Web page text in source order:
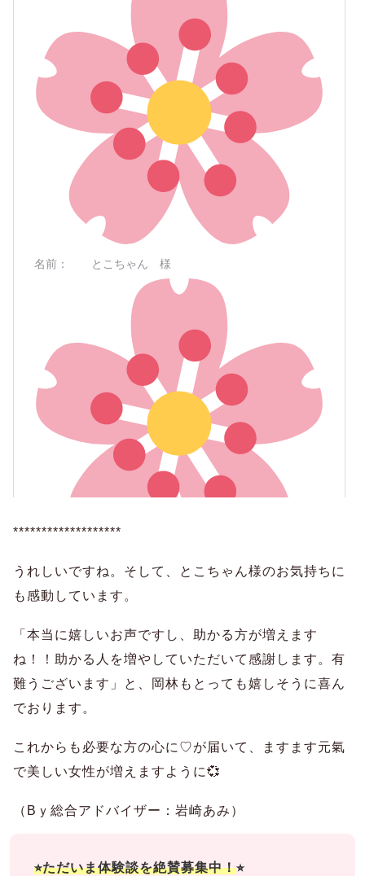
*******************
うれしいですね。そして、とこちゃん様のお気持ちに
も感動しています。
「本当に嬉しいお声ですし、助かる方が増えます
ね！！助かる人を増やしていただいて感謝します。有
難うございます」と、岡林もとっても嬉しそうに喜ん
でおります。
これからも必要な方の心に♡が届いて、ますます元氣
で美しい女性が増えますように💞
（Bｙ総合アドバイザー：岩崎あみ）
⭐︎ただいま体験談を絶賛募集中！⭐︎